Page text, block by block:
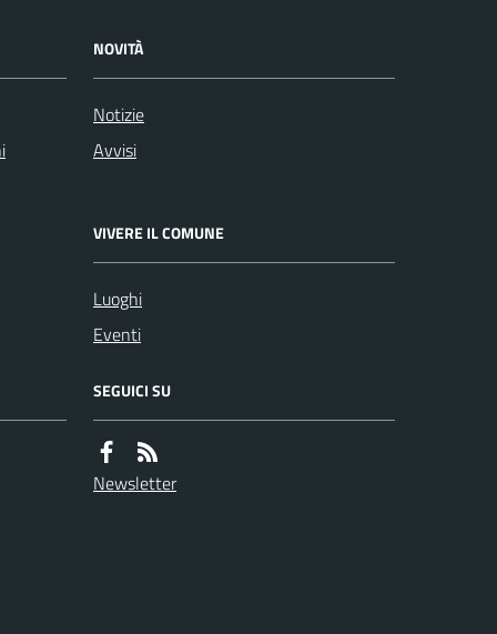
NOVITÀ
Notizie
Avvisi
VIVERE IL COMUNE
Luoghi
Eventi
SEGUICI SU
Newsletter